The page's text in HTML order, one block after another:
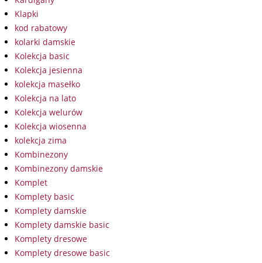
Klapki
kod rabatowy
kolarki damskie
Kolekcja basic
Kolekcja jesienna
kolekcja masełko
Kolekcja na lato
Kolekcja welurów
Kolekcja wiosenna
kolekcja zima
Kombinezony
Kombinezony damskie
Komplet
Komplety basic
Komplety damskie
Komplety damskie basic
Komplety dresowe
Komplety dresowe basic